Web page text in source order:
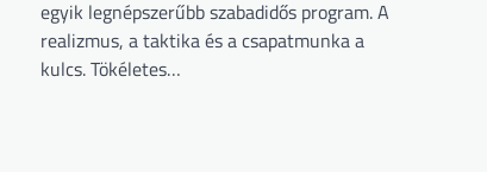
egyik legnépszerűbb szabadidős program. A
realizmus, a taktika és a csapatmunka a
kulcs. Tökéletes…